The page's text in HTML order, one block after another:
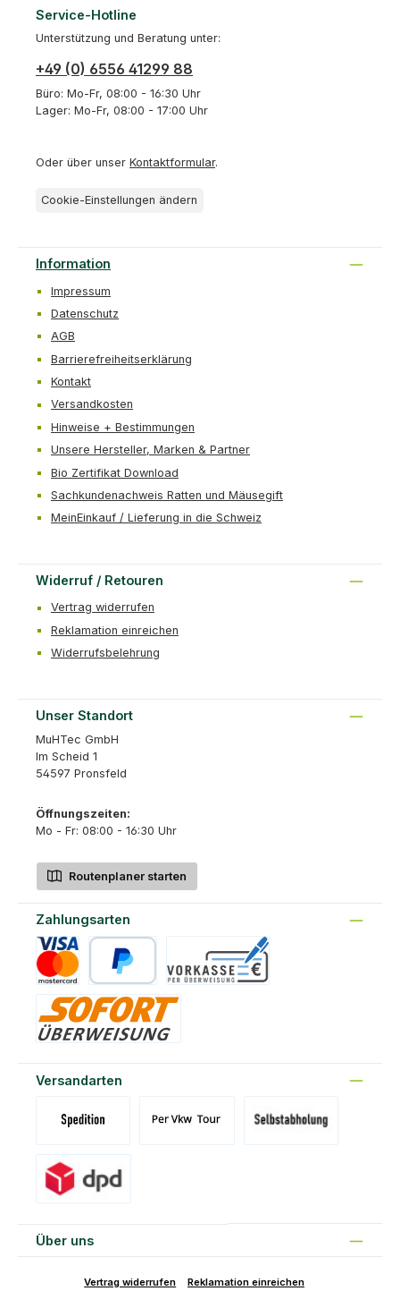
Service-Hotline
Unterstützung und Beratung unter:
+49 (0) 6556 41299 88
Büro: Mo-Fr, 08:00 - 16:30 Uhr
Lager: Mo-Fr, 08:00 - 17:00 Uhr
Oder über unser Kontaktformular.
Cookie-Einstellungen ändern
Information
Impressum
Datenschutz
AGB
Barrierefreiheitserklärung
Kontakt
Versandkosten
Hinweise + Bestimmungen
Unsere Hersteller, Marken & Partner
Bio Zertifikat Download
Sachkundenachweis Ratten und Mäusegift
MeinEinkauf / Lieferung in die Schweiz
Widerruf / Retouren
Vertrag widerrufen
Reklamation einreichen
Widerrufsbelehrung
Unser Standort
MuHTec GmbH
Im Scheid 1
54597 Pronsfeld
Öffnungszeiten:
Mo - Fr: 08:00 - 16:30 Uhr
Routenplaner starten
Zahlungsarten
Versandarten
Über uns
Vertrag widerrufen
Reklamation einreichen